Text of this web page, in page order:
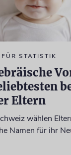
STATISTIK
Eltern
wählen
Namen für ihr